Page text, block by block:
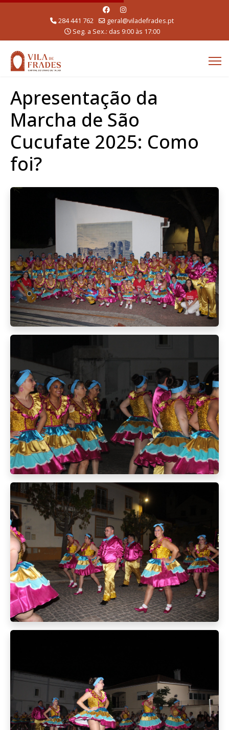
284 441 762
geral@viladefrades.pt
Seg. a Sex.: das 9:00 às 17:00
Apresentação da
Marcha de São
Cucufate 2025: Como
foi?